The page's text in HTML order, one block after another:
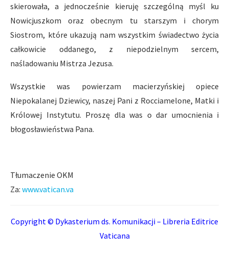
skierowała, a jednocześnie kieruję szczególną myśl ku
Nowicjuszkom oraz obecnym tu starszym i chorym
Siostrom, które ukazują nam wszystkim świadectwo życia
całkowicie oddanego, z niepodzielnym sercem,
naśladowaniu Mistrza Jezusa.
Wszystkie was powierzam macierzyńskiej opiece
Niepokalanej Dziewicy, naszej Pani z Rocciamelone, Matki i
Królowej Instytutu. Proszę dla was o dar umocnienia i
błogosławieństwa Pana.
Tłumaczenie OKM
Za: www.vatican.va
Copyright © Dykasterium ds. Komunikacji – Libreria Editrice
Vaticana